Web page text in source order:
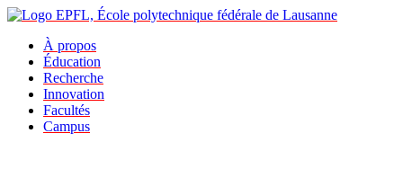
À propos
Éducation
Recherche
Innovation
Facultés
Campus